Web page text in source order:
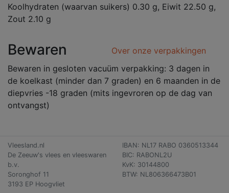
Koolhydraten (waarvan suikers) 0.30 g, Eiwit 22.50 g,
Zout 2.10 g
Bewaren
Over onze verpakkingen
Bewaren in gesloten vacuüm verpakking: 3 dagen in
de koelkast (minder dan 7 graden) en 6 maanden in de
diepvries -18 graden (mits ingevroren op de dag van
ontvangst)
Vleesland.nl
De Zeeuw's vlees en vleeswaren
b.v.
Soronghof 11
3193 EP Hoogvliet
IBAN: NL17 RABO 0360513344
BIC: RABONL2U
KvK: 30144800
BTW: NL806366473B01